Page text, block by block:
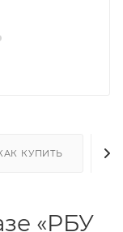
КУПИТЬ
«РБУ